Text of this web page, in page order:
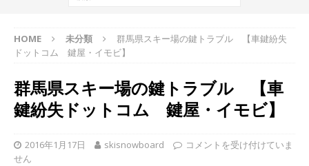
HOME 未分類
群馬県スキー場の鍵トラブル 【車鍵紛失
ドットコム 鍵屋・イモビ】
群馬県スキー場の鍵トラブル 【車
鍵紛失ドットコム 鍵屋・イモビ】
2016年1月17日 skisnowboard
コメントを受け付けていま
せん